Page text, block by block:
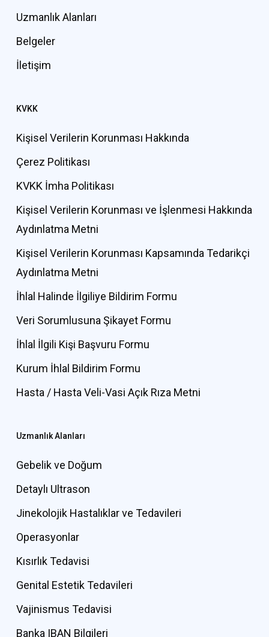
Uzmanlık Alanları
Belgeler
İletişim
KVKK
Kişisel Verilerin Korunması Hakkında
Çerez Politikası
KVKK İmha Politikası
Kişisel Verilerin Korunması ve İşlenmesi Hakkında
Aydınlatma Metni
Kişisel Verilerin Korunması Kapsamında Tedarikçi
Aydınlatma Metni
İhlal Halinde İlgiliye Bildirim Formu
Veri Sorumlusuna Şikayet Formu
İhlal İlgili Kişi Başvuru Formu
Kurum İhlal Bildirim Formu
Hasta / Hasta Veli-Vasi Açık Rıza Metni
Uzmanlık Alanları
Gebelik ve Doğum
Detaylı Ultrason
Jinekolojik Hastalıklar ve Tedavileri
Operasyonlar
Kısırlık Tedavisi
Genital Estetik Tedavileri
Vajinismus Tedavisi
Banka IBAN Bilgileri